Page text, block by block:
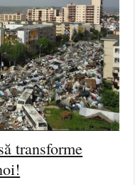
transforme